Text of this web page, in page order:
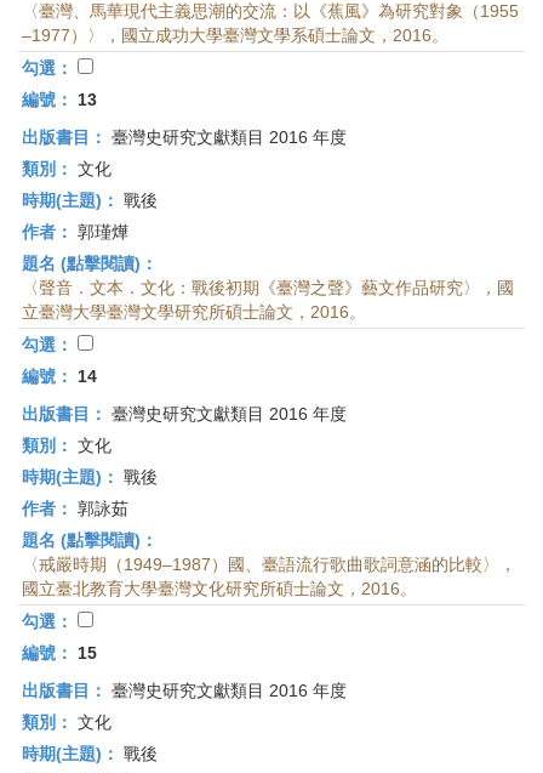
〈臺灣、馬華現代主義思潮的交流：以《蕉風》為研究對象（1955
–1977）〉，國立成功大學臺灣文學系碩士論文，2016。
勾選：
編號：
13
出版書目： 臺灣史研究文獻類目 2016 年度
類別： 文化
時期(主題)： 戰後
作者： 郭瑾燁
題名 (點擊閱讀)：
〈聲音．文本．文化：戰後初期《臺灣之聲》藝文作品研究〉，國
立臺灣大學臺灣文學研究所碩士論文，2016。
勾選：
編號：
14
出版書目： 臺灣史研究文獻類目 2016 年度
類別： 文化
時期(主題)： 戰後
作者： 郭詠茹
題名 (點擊閱讀)：
〈戒嚴時期（1949–1987）國、臺語流行歌曲歌詞意涵的比較〉，
國立臺北教育大學臺灣文化研究所碩士論文，2016。
勾選：
編號：
15
出版書目： 臺灣史研究文獻類目 2016 年度
類別： 文化
時期(主題)： 戰後